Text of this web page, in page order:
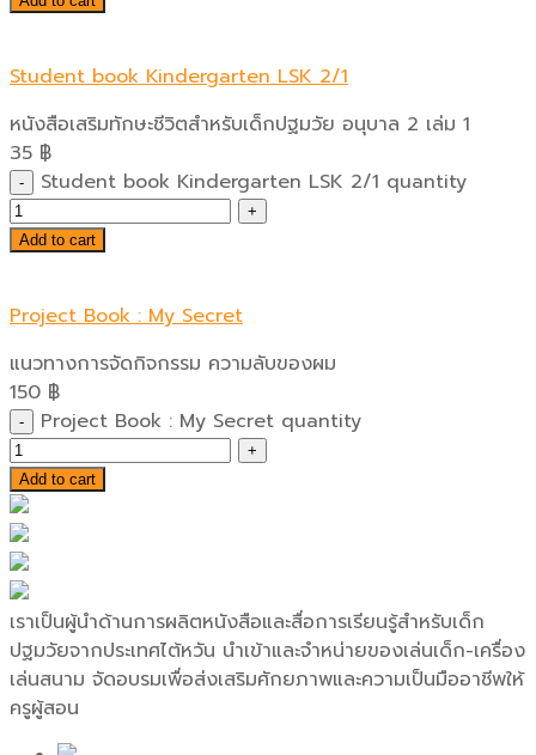
Student book Kindergarten LSK 2/1
หนังสือเสริมทักษะชีวิตสำหรับเด็กปฐมวัย อนุบาล 2 เล่ม 1
35 ฿
Student book Kindergarten LSK 2/1 quantity
Add to cart
Project Book : My Secret
แนวทางการจัดกิจกรรม ความลับของผม
150 ฿
Project Book : My Secret quantity
Add to cart
เราเป็นผู้นำด้านการผลิตหนังสือและสื่อการเรียนรู้สำหรับเด็ก
ปฐมวัยจากประเทศไต้หวัน นำเข้าและจำหน่ายของเล่นเด็ก-เครื่อง
เล่นสนาม จัดอบรมเพื่อส่งเสริมศักยภาพและความเป็นมืออาชีพให้
ครูผู้สอน